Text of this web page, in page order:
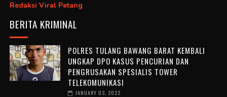
Redaksi Viral Petang
BERITA KRIMINAL
POLRES TULANG BAWANG BARAT KEMBALI
UNGKAP DPO KASUS PENCURIAN DAN
PENGRUSAKAN SPESIALIS TOWER
TELEKOMUNIKASI
JANUARY 03, 2022